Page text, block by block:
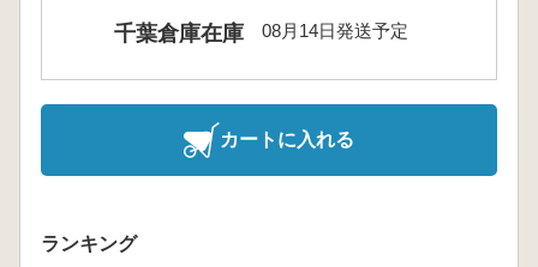
千葉倉庫在庫
08月14日発送予定
カートに入れる
ランキング